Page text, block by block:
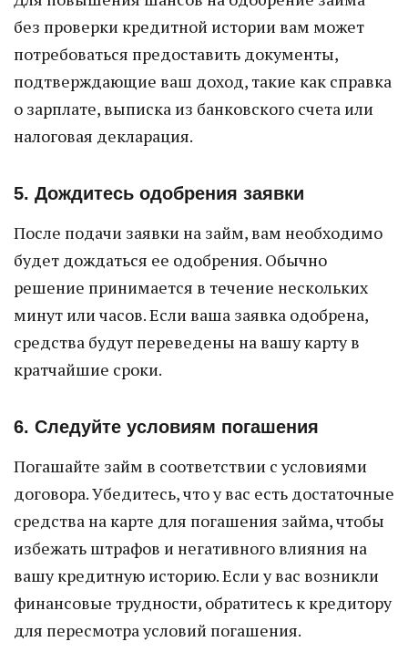
без проверки кредитной истории вам может
потребоваться предоставить документы,
подтверждающие ваш доход, такие как справка
о зарплате, выписка из банковского счета или
налоговая декларация.
5. Дождитесь одобрения заявки
После подачи заявки на займ, вам необходимо
будет дождаться ее одобрения. Обычно
решение принимается в течение нескольких
минут или часов. Если ваша заявка одобрена,
средства будут переведены на вашу карту в
кратчайшие сроки.
6. Следуйте условиям погашения
Погашайте займ в соответствии с условиями
договора. Убедитесь, что у вас есть достаточные
средства на карте для погашения займа, чтобы
избежать штрафов и негативного влияния на
вашу кредитную историю. Если у вас возникли
финансовые трудности, обратитесь к кредитору
для пересмотра условий погашения.